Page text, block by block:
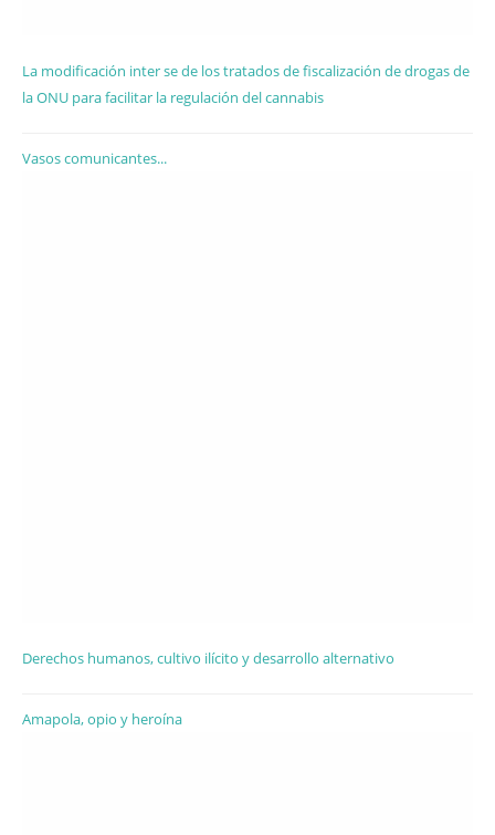
La modificación inter se de los tratados de fiscalización de drogas de
la ONU para facilitar la regulación del cannabis
Vasos comunicantes...
Derechos humanos, cultivo ilícito y desarrollo alternativo
Amapola, opio y heroína